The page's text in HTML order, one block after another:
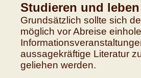
Studieren und
Grundsätzlich sollte sich
möglich vor Abreise
aussagekräftige Literatur
geliehen werden.